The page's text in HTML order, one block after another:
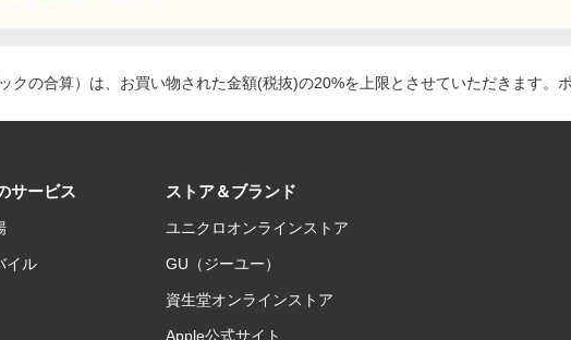
クの合算）は、お買い物された金額(税抜)の20%を上限とさせていただきます。
サービス
イル
ストア＆ブランド
ユニクロオンラインストア
GU（ジーユー）
資生堂オンラインストア
Apple公式サイト